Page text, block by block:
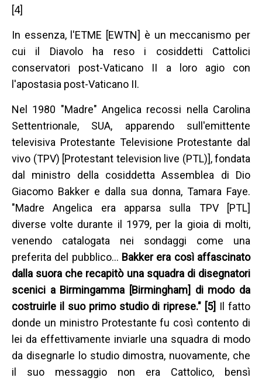
[4]
In essenza, l'ETME [EWTN] è un meccanismo per
cui il Diavolo ha reso i cosiddetti Cattolici
conservatori post-Vaticano II a loro agio con
l'apostasia post-Vaticano II.
Nel 1980 "Madre" Angelica recossi nella Carolina
Settentrionale, SUA, apparendo sull'emittente
televisiva Protestante Televisione Protestante dal
vivo (TPV) [Protestant television live (PTL)], fondata
dal ministro della cosiddetta Assemblea di Dio
Giacomo Bakker e dalla sua donna, Tamara Faye.
"Madre Angelica era apparsa sulla TPV [PTL]
diverse volte durante il 1979, per la gioia di molti,
venendo catalogata nei sondaggi come una
preferita del pubblico… Bakker era così affascinato
dalla suora che recapitò una squadra di disegnatori
scenici a Birmingamma [Birmingham] di modo da
costruirle il suo primo studio di riprese." [5] Il fatto
donde un ministro Protestante fu così contento di
lei da effettivamente inviarle una squadra di modo
da disegnarle lo studio dimostra, nuovamente, che
il suo messaggio non era Cattolico, bensì